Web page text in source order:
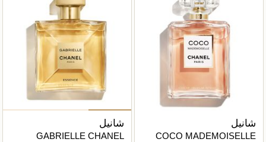
شانيل
COCO MADEMOISELLE
شانيل
GABRIELLE CHANEL